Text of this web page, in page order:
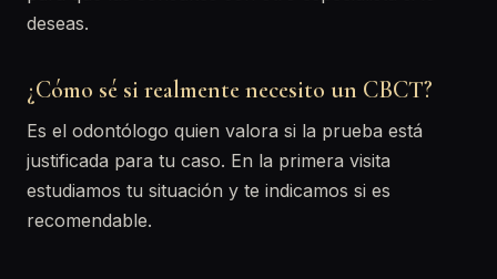
deseas.
¿Cómo sé si realmente necesito un CBCT?
Es el odontólogo quien valora si la prueba está
justificada para tu caso. En la primera visita
estudiamos tu situación y te indicamos si es
recomendable.